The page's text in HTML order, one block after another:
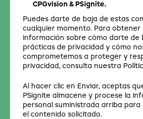
CPGvision & PSignite.
Puedes darte de baja de estas
cualquier momento. Para obtener
información sobre cómo darte de
prácticas de privacidad y cómo
comprometemos a proteger y
privacidad, consulta nuestra
Al hacer clic en Enviar, aceptas
PSignite almacene y procese la
personal suministrada arriba
el contenido solicitado.